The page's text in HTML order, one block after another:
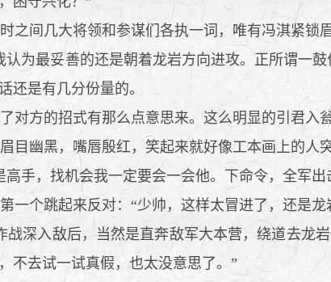
间几大将领和参谋们各执一词，唯有冯淇紧锁
为最妥善的还是朝着龙岩方向进攻。正所谓一
还是有几分份量的。
方的招式有那么点意思来。这么明显的引君入
幽黑，嘴唇殷红，笑起来就好像工本画上的人突
手，找机会我一定要会一会他。下命令，全军出
一个跳起来反对：“少帅，这样太冒进了，还是龙
深入敌后，当然是直奔敌军大本营，绕道去龙
不去试一试真假，也太没意思了。”